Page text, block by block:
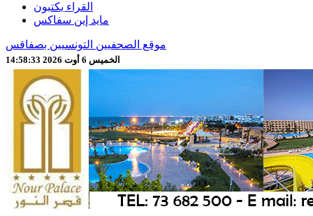
القراء يكتبون
مايد إين سفاكس
موقع الصحفيين التونسيين بصفاقس
الخميس 6 أوت 2026 14:58:35